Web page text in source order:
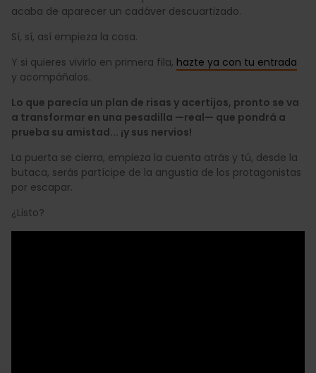
acaba de aparecer un cadáver descuartizado.
Sí, sí, así empieza la cosa.
Y si quieres vivirlo en primera fila, hazte ya con tu entrada
y acompáñalos.
Lo que parecía un plan de risas y acertijos, pronto se va
a transformar en una pesadilla —real— que pondrá a
prueba su amistad... ¡y sus nervios!
La puerta se cierra, empieza la cuenta atrás y tú, desde la
butaca, serás partícipe de la angustia de los protagonistas
por escapar.
¿Listo?